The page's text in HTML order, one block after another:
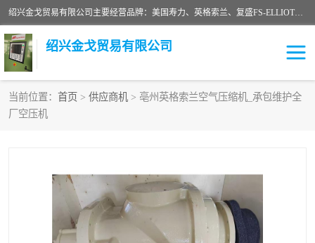
绍兴金戈贸易有限公司主要经营品牌：美国寿力、英格索兰、复盛FS-ELLIOTT，库伯COOPER、阿特拉斯等品牌空压机及配件销售；承接全厂空气压缩机管理、维护保养；节能改造；气体干燥机销售、维护、维修、保养。销售各种品牌空压机空气滤芯、油滤芯、油气分离器；精密过滤器滤芯；除油雾滤芯；抽真空滤芯，消音器，疏水器。劳务承接：全厂空压机维修保养工程，安装工程；移机或汰换工程；节能改造工程等。
绍兴金戈贸易有限公司
当前位置： 首页 > 供应商机 > 亳州英格索兰空气压缩机_承包维护全
厂空压机
二手空压机
中车鼓风机 闽台富源特种陶瓷
美国寿力空压机零部件 英格索兰离心机空滤芯